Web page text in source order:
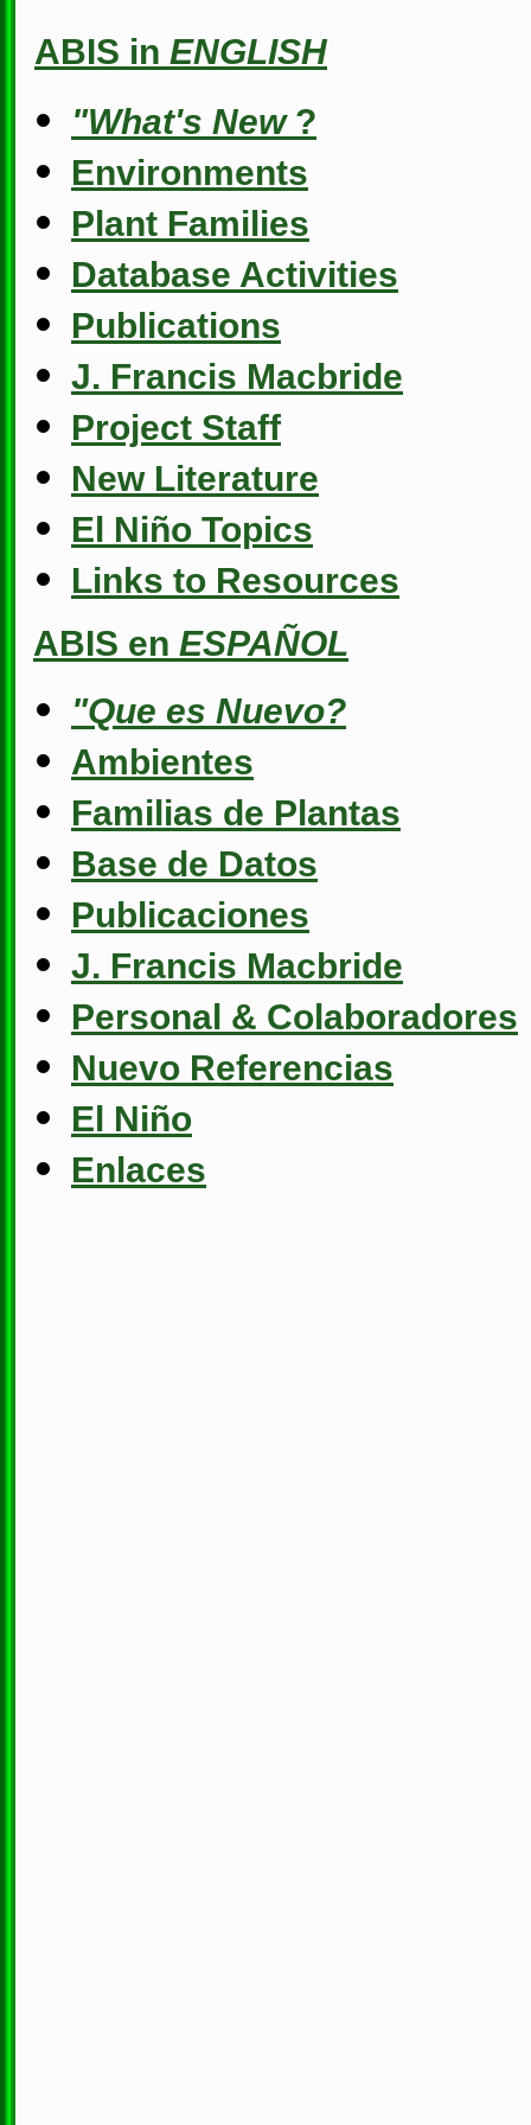
ABIS in ENGLISH
"What's New?
Environments
Plant Families
Database Activities
Publications
J. Francis Macbride
Project Staff
New Literature
El Niño Topics
Links to Resources
ABIS en ESPAÑOL
"Que es Nuevo?
Ambientes
Familias de Plantas
Base de Datos
Publicaciones
J. Francis Macbride
Personal & Colaboradores
Nuevo Referencias
El Niño
Enlaces